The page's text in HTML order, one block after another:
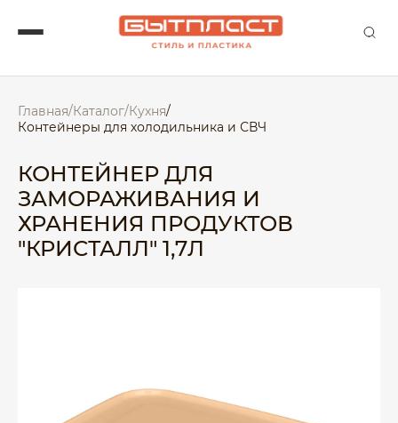
Главная/Каталог/Кухня/
Контейнеры для холодильника и СВЧ
КОНТЕЙНЕР ДЛЯ
ЗАМОРАЖИВАНИЯ И
ХРАНЕНИЯ ПРОДУКТОВ
"КРИСТАЛЛ" 1,7Л